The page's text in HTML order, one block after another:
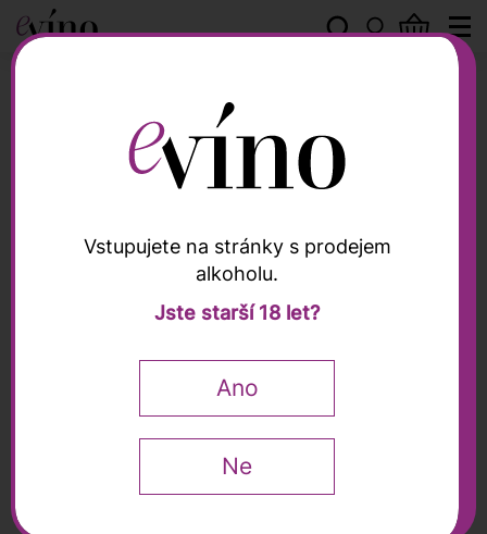
Valtellina Superiore
Grumello "Vigna Dossi
Salati" Riserva DOCG
2021, Dirupi, 0,75l
Vstupujete na stránky s prodejem
alkoholu.
Jste starší 18 let?
Ano
Ne